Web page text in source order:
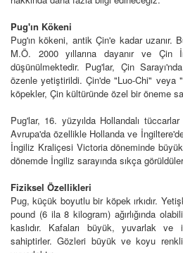
Pug'ın Kökeni
Pug'ın kökeni, antik Çin'e kadar uzanır.
M.Ö. 2000 yıllarına dayanır ve Çin
düşünülmektedir. Pug'lar, Çin
özenle yetiştirildi. Çin'de "Luo-Chi" veya
köpekler, Çin kültüründe özel bir öneme
Pug'lar, 16. yüzyılda Hollandalı
Avrupa'da özellikle Hollanda ve
İngiliz Kraliçesi Victoria döneminde
dönemde İngiliz sarayında sıkça
Fiziksel Özellikleri
Pug, küçük boyutlu bir köpek ırkıdır.
pound (6 ila 8 kilogram) ağırlığında
kaslıdır. Kafaları büyük, yuvarlak
sahiptirler. Gözleri büyük ve koyu